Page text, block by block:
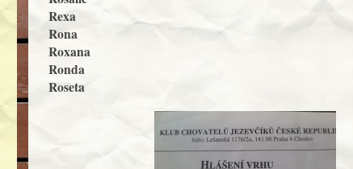
Rexa
Rona
Roxana
Ronda
Roseta